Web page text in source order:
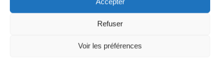
Refuser
Voir les préférences